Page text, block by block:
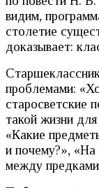
видим,
столетие
доказывает:
проблемами:
старосветские
такой жизни
«Какие
и почему?», «На
между